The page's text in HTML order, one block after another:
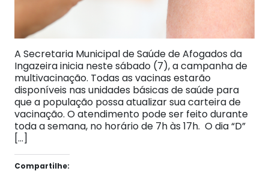
A Secretaria Municipal de Saúde de Afogados da
Ingazeira inicia neste sábado (7), a campanha de
multivacinação. Todas as vacinas estarão
disponíveis nas unidades básicas de saúde para
que a população possa atualizar sua carteira de
vacinação. O atendimento pode ser feito durante
toda a semana, no horário de 7h às 17h. O dia “D”
[…]
Compartilhe: